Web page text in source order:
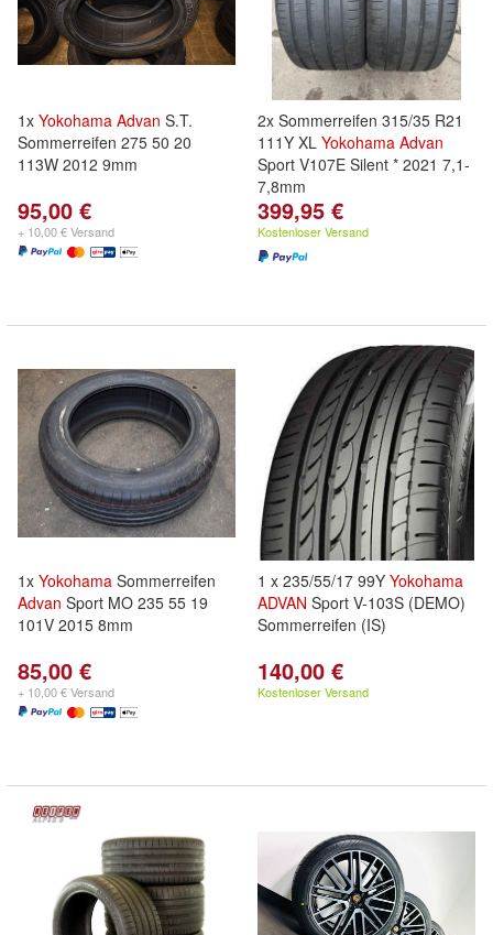
1x Yokohama Advan S.T.
Sommerreifen 275 50 20
113W 2012 9mm
95,00 €
+ 10,00 € Versand
2x Sommerreifen 315/35 R21
111Y XL Yokohama Advan
Sport V107E Silent * 2021 7,1-
7,8mm
399,95 €
Kostenloser Versand
1x Yokohama Sommerreifen
Advan Sport MO 235 55 19
101V 2015 8mm
85,00 €
+ 10,00 € Versand
1 x 235/55/17 99Y Yokohama
ADVAN Sport V-103S (DEMO)
Sommerreifen (IS)
140,00 €
Kostenloser Versand